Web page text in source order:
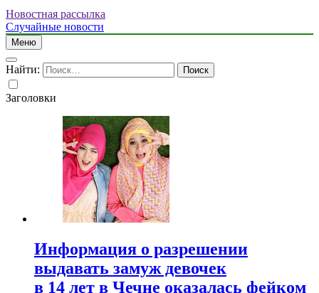
Новостная рассылка
Случайные новости
Меню
Найти:
Заголовки
Информация о разрешении
выдавать замуж девочек
в 14 лет в Чечне оказалась фейком